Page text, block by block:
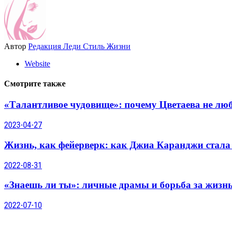
Автор Редакция Леди Стиль Жизни
Website
Смотрите также
«Талантливое чудовище»: почему Цветаева не
2023-04-27
Жизнь, как фейерверк: как Джиа Каранджи стала
2022-08-31
«Знаешь ли ты»: личные драмы и борьба за
2022-07-10